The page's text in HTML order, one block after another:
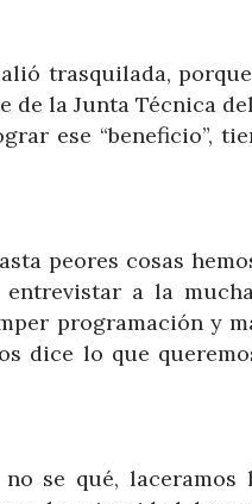
trasquilada,
la Junta Técnica
ese “beneficio”,
peores cosas
a la
programación y
dice lo que
se qué, laceramos